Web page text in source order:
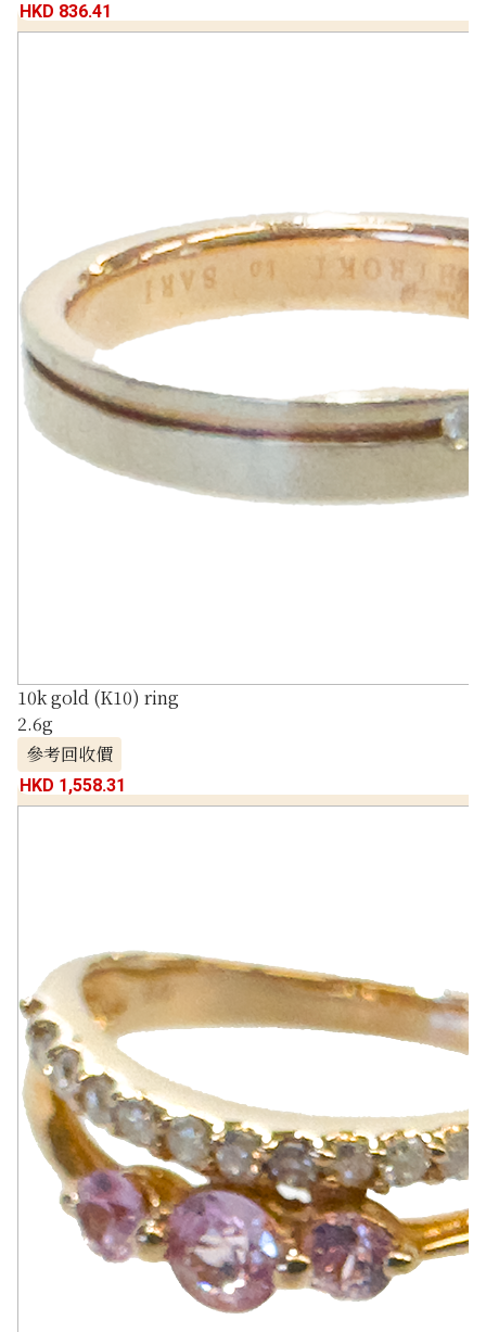
HKD 836.41
10k gold (K10) ring
2.6g
參考回收價
HKD 1,558.31